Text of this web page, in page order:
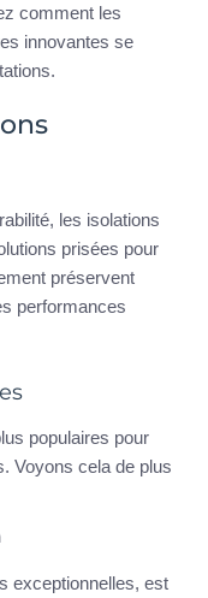
comment les
innovantes se
les isolations
prisées pour
préservent
performances
populaires pour
Voyons cela de plus
exceptionnelles, est